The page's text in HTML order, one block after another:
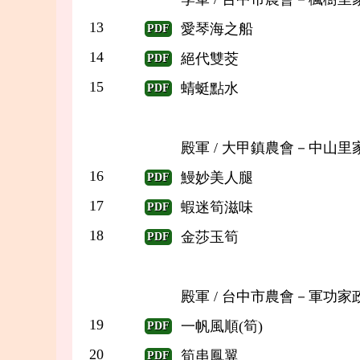
13
PDF
愛琴海之船
14
PDF
絕代雙茭
15
PDF 蜻蜓點水
殿軍 / 大甲鎮農會－中山里
16
PDF
鰻妙美人腿
17
PDF
蝦迷筍滋味
18
PDF 金莎玉筍
殿軍 / 台中市農會－軍功家
19
PDF
一帆風順(筍)
20
PDF
筍串鳳翼